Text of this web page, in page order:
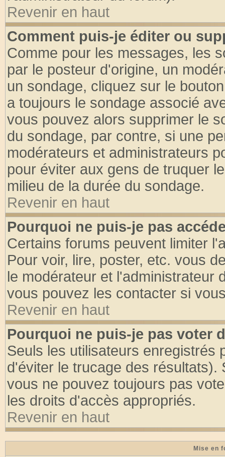
Revenir en haut
Comment puis-je éditer ou
Comme pour les messages, les
par le posteur d'origine, un
un sondage, cliquez sur le
a toujours le sondage associé
vous pouvez alors supprimer le
du sondage, par contre, si une
modérateurs et administrateurs
pour éviter aux gens de truquer
milieu de la durée du sondage.
Revenir en haut
Pourquoi ne puis-je pas
Certains forums peuvent limiter
Pour voir, lire, poster, etc. vous
le modérateur et l'administrateur
vous pouvez les contacter si
Revenir en haut
Pourquoi ne puis-je pas voter
Seuls les utilisateurs enregistrés
d'éviter le trucage des
vous ne pouvez toujours pas
les droits d'accès appropriés.
Revenir en haut
Mise en